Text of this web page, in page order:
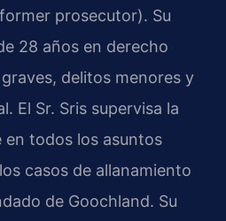
prosecutor). Su
28 años en derecho
delitos menores y
El Sr. Sris supervisa la
todos los asuntos
casos de allanamiento
de Goochland. Su